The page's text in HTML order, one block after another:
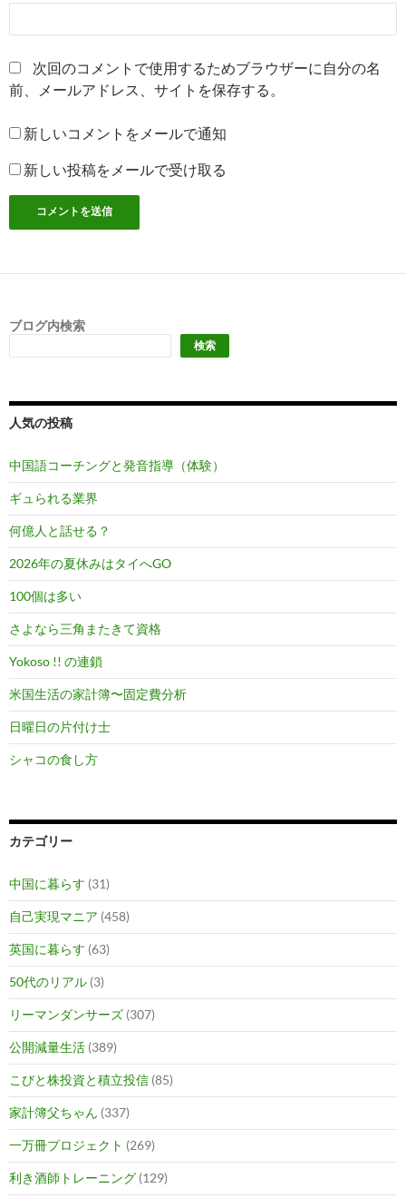
次回のコメントで使用するためブラウザーに自分の名
前、メールアドレス、サイトを保存する。
新しいコメントをメールで通知
新しい投稿をメールで受け取る
ブログ内検索
検索
人気の投稿
中国語コーチングと発音指導（体験）
ギュられる業界
何億人と話せる？
2026年の夏休みはタイへGO
100個は多い
さよなら三角またきて資格
Yokoso !! の連鎖
米国生活の家計簿〜固定費分析
日曜日の片付け士
シャコの食し方
カテゴリー
中国に暮らす (31)
自己実現マニア (458)
英国に暮らす (63)
50代のリアル (3)
リーマンダンサーズ (307)
公開減量生活 (389)
こびと株投資と積立投信 (85)
家計簿父ちゃん (337)
一万冊プロジェクト (269)
利き酒師トレーニング (129)